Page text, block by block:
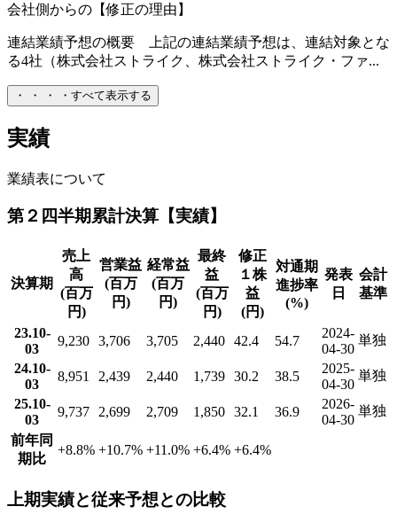
会社側からの【修正の理由】
連結業績予想の概要 上記の連結業績予想は、連結対象とな
る4社（株式会社ストライク、株式会社ストライク・ファ...
・ ・ ・ ・ すべて表示する
実績
業績表について
第２四半期累計決算【実績】
決算期
売上
高
(百万
円)
営業益
(百万
円)
経常益
(百万
円)
最終
益
(百万
円)
修正
１株
益
(円)
対通期
進捗率
(%)
発表
日
会計
基準
23.10-
03
9,230 3,706 3,705 2,440 42.4 54.7
2024-
04-30
単独
24.10-
03
8,951 2,439 2,440 1,739 30.2 38.5
2025-
04-30
単独
25.10-
03
9,737 2,699 2,709 1,850 32.1 36.9
2026-
04-30
単独
前年同
期比
+8.8% +10.7% +11.0% +6.4% +6.4%
上期実績と従来予想との比較